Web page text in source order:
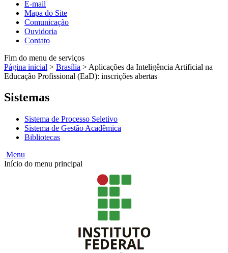
E-mail
Mapa do Site
Comunicação
Ouvidoria
Contato
Fim do menu de serviços
Página inicial > Brasília > Aplicações da Inteligência Artificial na
Educação Profissional (EaD): inscrições abertas
Sistemas
Sistema de Processo Seletivo
Sistema de Gestão Acadêmica
Bibliotecas
Menu
Início do menu principal